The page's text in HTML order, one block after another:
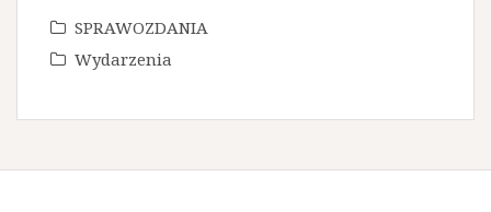
SPRAWOZDANIA
Wydarzenia